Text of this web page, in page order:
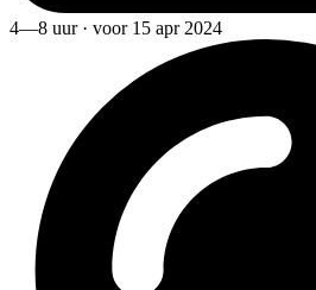
4—8 uur · voor 15 apr 2024